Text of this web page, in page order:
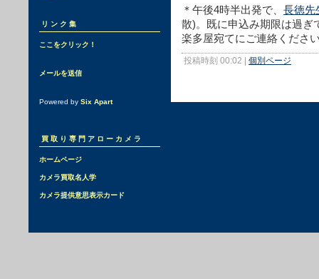
リンク集
ここをクリック！
メールを送信
Powered by Six Apart
買取り専門アローカメラ
ホームページ
カメラ買取名人学
カメラ提供意思表示カード
＊午後4時半出発で、 長徳先
散)。既に申込み期限は過ぎ
楽多屋宛てにご連絡くださ
投稿時刻 00:02 | 個別ページ